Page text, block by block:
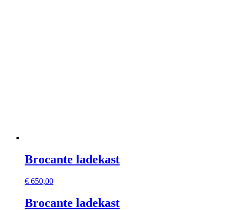
Brocante ladekast
€ 650,00
Brocante ladekast